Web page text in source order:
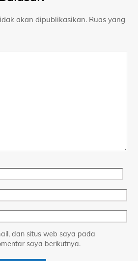
akan dipublikasikan. Ruas yang
dan situs web saya pada
saya berikutnya.